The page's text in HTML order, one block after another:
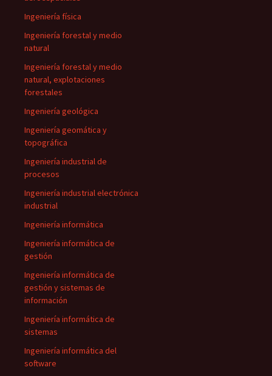
Ingeniería física
Ingeniería forestal y medio
natural
Ingeniería forestal y medio
natural, explotaciones
forestales
Ingeniería geológica
Ingeniería geomática y
topográfica
Ingeniería industrial de
procesos
Ingeniería industrial electrónica
industrial
Ingeniería informática
Ingeniería informática de
gestión
Ingeniería informática de
gestión y sistemas de
información
Ingeniería informática de
sistemas
Ingeniería informática del
software